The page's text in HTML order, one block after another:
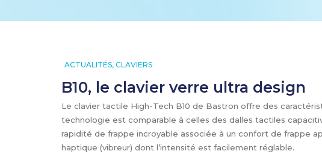
ACTUALITÉS, CLAVIERS
B10, le clavier verre ultra design
Le clavier tactile High-Tech B10 de Bastron offre des
technologie est comparable à celles des dalles tactiles
rapidité de frappe incroyable associée à un confort de frappe
haptique (vibreur) dont l’intensité est facilement réglable.